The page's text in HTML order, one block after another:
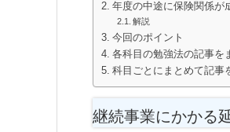
年度の中途に保険関係が
解説
今回のポイント
各科目の勉強法の記事を
科目ごとにまとめて記事
継続事業にかかる